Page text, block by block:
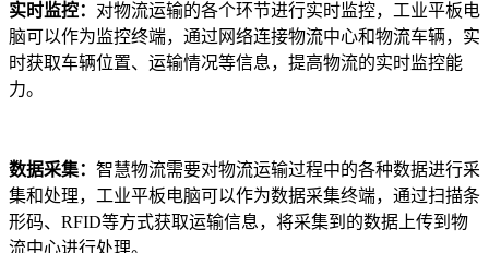
实时监控： 对物流运输的各个环节进行实时监控，工业平板电
脑可以作为监控终端，通过网络连接物流中心和物流车辆，实
时获取车辆位置、运输情况等信息，提高物流的实时监控能
力。
数据采集： 智慧物流需要对物流运输过程中的各种数据进行采
集和处理，工业平板电脑可以作为数据采集终端，通过扫描条
形码、RFID等方式获取运输信息，将采集到的数据上传到物
流中心进行处理。